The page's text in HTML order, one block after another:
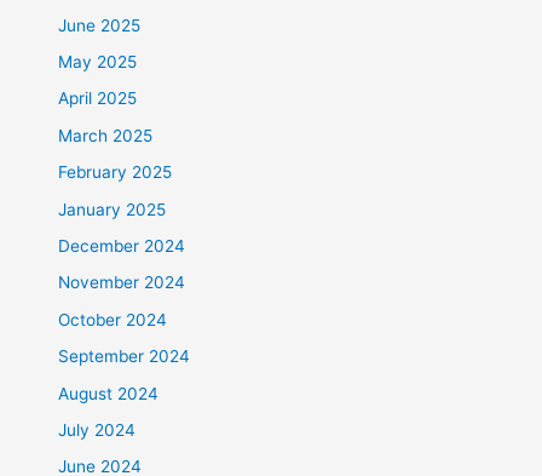
June 2025
May 2025
April 2025
March 2025
February 2025
January 2025
December 2024
November 2024
October 2024
September 2024
August 2024
July 2024
June 2024